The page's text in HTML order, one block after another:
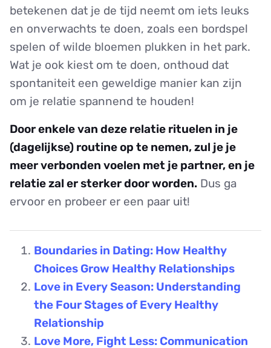
betekenen dat je de tijd neemt om iets leuks
en onverwachts te doen, zoals een bordspel
spelen of wilde bloemen plukken in het park.
Wat je ook kiest om te doen, onthoud dat
spontaniteit een geweldige manier kan zijn
om je relatie spannend te houden!
Door enkele van deze relatie rituelen in je
(dagelijkse) routine op te nemen, zul je je
meer verbonden voelen met je partner, en je
relatie zal er sterker door worden. Dus ga
ervoor en probeer er een paar uit!
Boundaries in Dating: How Healthy
Choices Grow Healthy Relationships
Love in Every Season: Understanding
the Four Stages of Every Healthy
Relationship
Love More, Fight Less: Communication